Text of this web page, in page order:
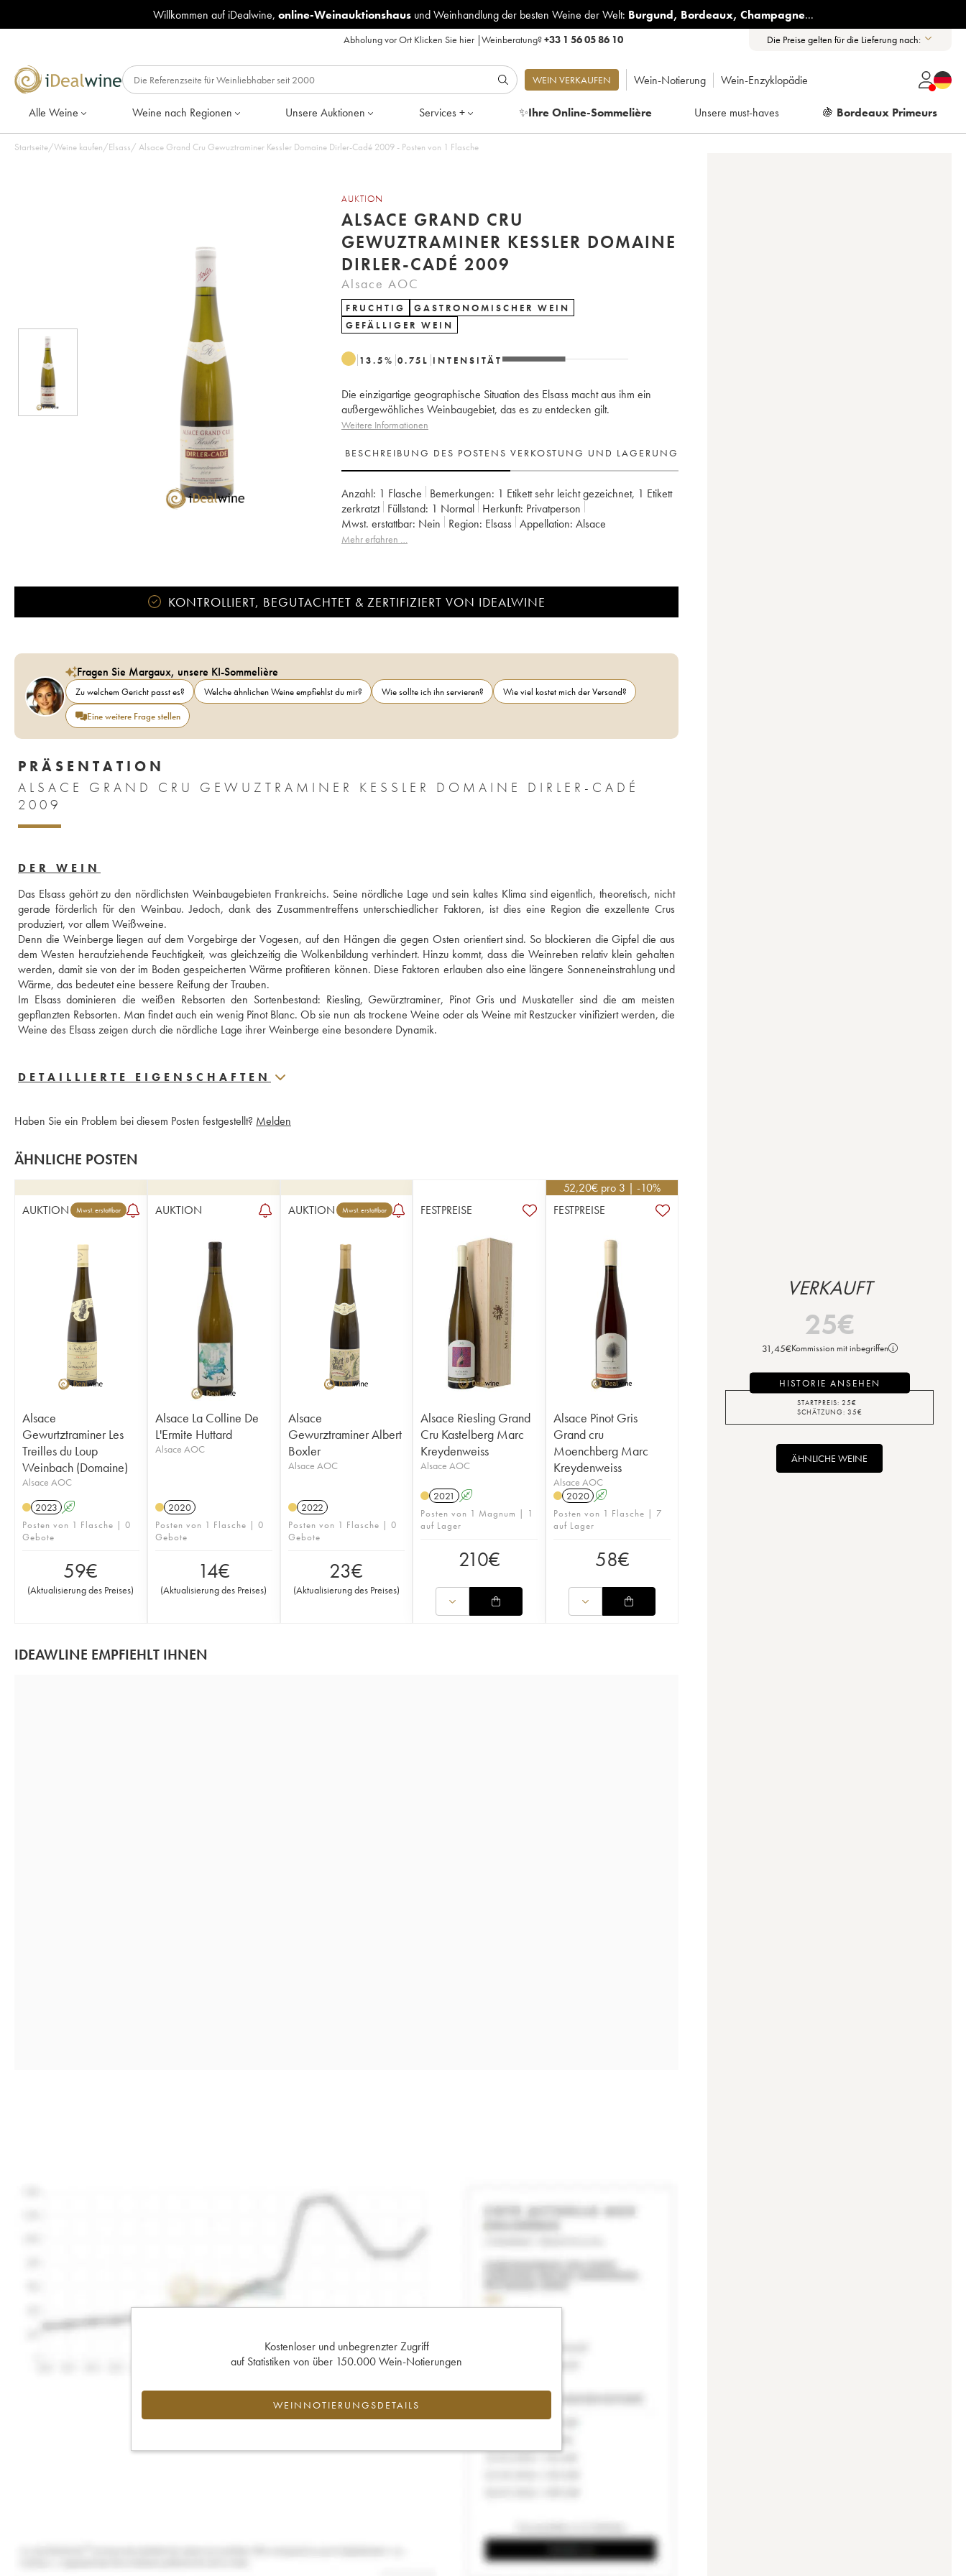
Willkommen auf iDealwine, online-Weinauktionshausund Weinhandlung der besten Weine der Welt: Burgund, Bordeaux, Champagne...
Abholung vor Ort Klicken Sie hier|Weinberatung?+33 1 56 05 86 10 Die Preise gelten für die Lieferung nach:
WEIN VERKAUFEN Wein-Notierung Wein-Enzyklopädie
Alle Weine Weine nach Regionen Unsere Auktionen Services + ✨Ihre Online-Sommelière Unsere must-haves 🍇 Bordeaux Primeurs
Startseite/Weine kaufen/Elsass/ Alsace Grand Cru Gewuztraminer Kessler Domaine Dirler-Cadé 2009 - Posten von 1 Flasche
AUKTION
ALSACE GRAND CRU
GEWUZTRAMINER KESSLER DOMAINE
DIRLER-CADÉ 2009
Alsace AOC
FRUCHTIG
GASTRONOMISCHER WEIN
GEFÄLLIGER WEIN
13.5% 0.75 L INTENSITÄT
Die einzigartige geographische Situation des Elsass macht aus ihm ein
außergewöhliches Weinbaugebiet, das es zu entdecken gilt.
Weitere Informationen
BESCHREIBUNG DES POSTENS VERKOSTUNG UND LAGERUNG
Anzahl: 1 Flasche Bemerkungen: 1 Etikett sehr leicht gezeichnet, 1 Etikett
zerkratzt Füllstand: 1 Normal Herkunft:
privatperson
Mwst. erstattbar:
nein Region: Elsass Appellation: Alsace
Mehr erfahren …
KONTROLLIERT, BEGUTACHTET & ZERTIFIZIERT VON IDEALWINE
Fragen Sie Margaux, unsere KI-Sommelière
Zu welchem Gericht passt es? Welche ähnlichen Weine empfiehlst du mir? Wie sollte ich ihn servieren?
Wie viel kostet mich der Versand?
Eine weitere Frage stellen
PRÄSENTATION
ALSACE GRAND CRU GEWUZTRAMINER KESSLER DOMAINE DIRLER-CADÉ
2009
DER WEIN
Das Elsass gehört zu den nördlichsten Weinbaugebieten Frankreichs. Seine nördliche Lage und sein kaltes Klima sind eigentlich, theoretisch, nicht
gerade förderlich für den Weinbau. Jedoch, dank des Zusammentreffens unterschiedlicher Faktoren, ist dies eine Region die exzellente Crus
produziert, vor allem Weißweine.
Denn die Weinberge liegen auf dem Vorgebirge der Vogesen, auf den Hängen die gegen Osten orientiert sind. So blockieren die Gipfel die aus
dem Westen heraufziehende Feuchtigkeit, was gleichzeitig die Wolkenbildung verhindert. Hinzu kommt, dass die Weinreben relativ klein gehalten
werden, damit sie von der im Boden gespeicherten Wärme profitieren können. Diese Faktoren erlauben also eine längere Sonneneinstrahlung und
Wärme, das bedeutet eine bessere Reifung der Trauben.
Im Elsass dominieren die weißen Rebsorten den Sortenbestand: Riesling, Gewürztraminer, Pinot Gris und Muskateller sind die am meisten
gepflanzten Rebsorten. Man findet auch ein wenig Pinot Blanc. Ob sie nun als trockene Weine oder als Weine mit Restzucker vinifiziert werden, die
Weine des Elsass zeigen durch die nördliche Lage ihrer Weinberge eine besondere Dynamik.
DETAILLIERTE EIGENSCHAFTEN
Haben Sie ein Problem bei diesem Posten festgestellt? Melden
ÄHNLICHE POSTEN
AUKTION Mwst. erstattbar
Alsace
Gewurtztraminer Les
Treilles du Loup
Weinbach (Domaine)
Alsace AOC
2023 A
Posten von 1 Flasche | 0
Gebote
59€
(Aktualisierung des Preises)
AUKTION
Alsace La Colline De
L'Ermite Huttard
Alsace AOC
2020
Posten von 1 Flasche | 0
Gebote
14€
(Aktualisierung des Preises)
AUKTION Mwst. erstattbar
Alsace
Gewurztraminer Albert
Boxler
Alsace AOC
2022
Posten von 1 Flasche | 0
Gebote
23€
(Aktualisierung des Preises)
FESTPREISE
Alsace Riesling Grand
Cru Kastelberg Marc
Kreydenweiss
Alsace AOC
2021 A
Posten von 1 Magnum | 1
auf Lager
210€
52,20€ pro 3 | -10%
FESTPREISE
Alsace Pinot Gris
Grand cru
Moenchberg Marc
Kreydenweiss
Alsace AOC
2020 A
Posten von 1 Flasche | 7
auf Lager
58€
IDEAWLINE EMPFIEHLT IHNEN
Kostenloser und unbegrenzter Zugriff
auf Statistiken von über 150.000 Wein-Notierungen
WEINNOTIERUNGSDETAILS
VERKAUFT
25€
31,45€Kommission mit inbegriffen
HISTORIE ANSEHEN
STARTPREIS: 25€
SCHÄTZUNG: 35€
ÄHNLICHE WEINE